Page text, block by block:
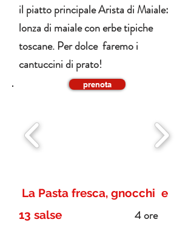
il piatto principale Arista di Maiale:
lonza di maiale con erbe tipiche
toscane. Per dolce faremo i
cantuccini di prato!
prenota
La Pasta fresca, gnocchi e
13 salse
4 ore